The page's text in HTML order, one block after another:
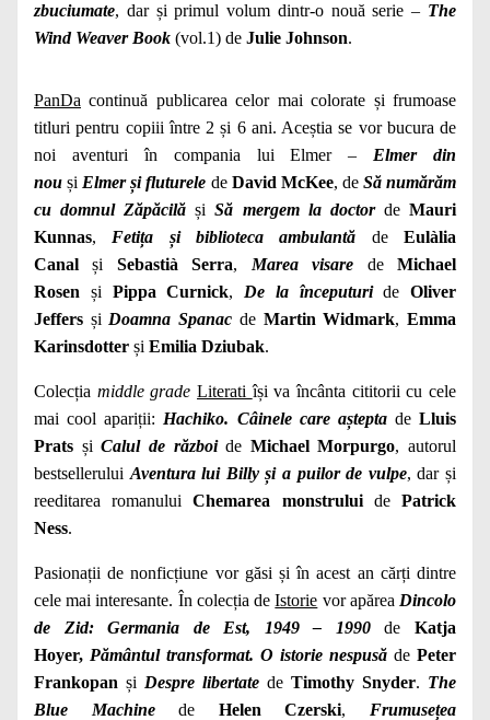
zbuciumate, dar și primul volum dintr-o nouă serie – The
Wind Weaver Book (vol.1) de Julie Johnson.
PanDa continuă publicarea celor mai colorate și frumoase
titluri pentru copiii între 2 și 6 ani. Aceștia se vor bucura de
noi aventuri în compania lui Elmer – Elmer din
nou și Elmer și fluturele de David McKee, de Să numărăm
cu domnul Zăpăcilă șiSă mergem la doctordeMauri
Kunnas, Fetița și biblioteca ambulantă deEulàlia
Canal și Sebastià Serra, Marea visare deMichael
Rosen și Pippa Curnick, De la începuturide Oliver
Jeffers și Doamna Spanac de Martin Widmark,Emma
Karinsdotter și Emilia Dziubak.
Colecția middle grade Literati își va încânta cititorii cu cele
mai cool apariții: Hachiko. Câinele care așteptade Lluis
Prats șiCalul de războide Michael Morpurgo, autorul
bestsellerului Aventura lui Billy și a puilor de vulpe,dar și
reeditarea romanuluiChemarea monstrului dePatrick
Ness.
Pasionații de nonficțiune vor găsi și în acest an cărți dintre
cele mai interesante. În colecția deIstorie vor apărea Dincolo
de Zid: Germania de Est, 1949 – 1990deKatja
Hoyer, Pământul transformat. O istorie nespusă de Peter
Frankopan și Despre libertate de Timothy Snyder. The
Blue Machinede Helen Czerski, Frumusețea